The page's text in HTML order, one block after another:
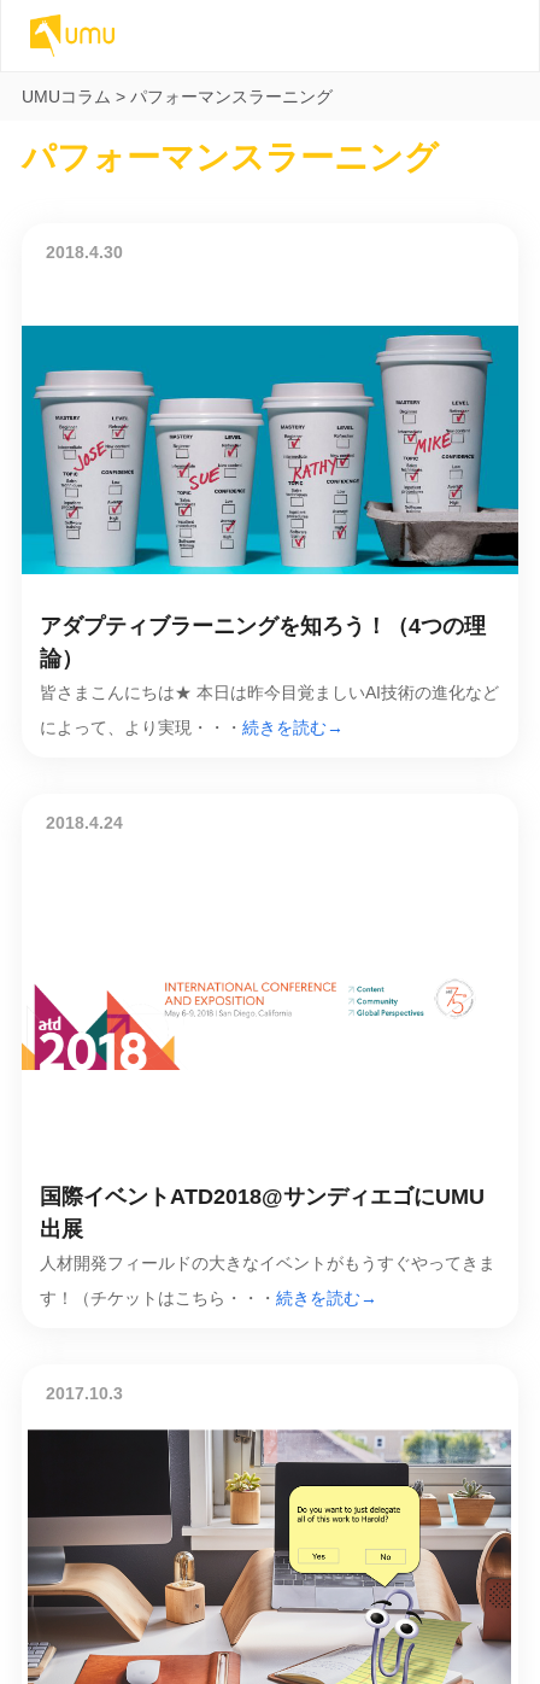
UMUコラム > パフォーマンスラーニング
パフォーマンスラーニング
2018.4.30
アダプティブラーニングを知ろう！（4つの理
論）
皆さまこんにちは★ 本日は昨今目覚ましいAI技術の進化など
によって、より実現・・・ 続きを読む→
2018.4.24
国際イベントATD2018@サンディエゴにUMU
出展
人材開発フィールドの大きなイベントがもうすぐやってきま
す！（チケットはこちら・・・ 続きを読む→
2017.10.3